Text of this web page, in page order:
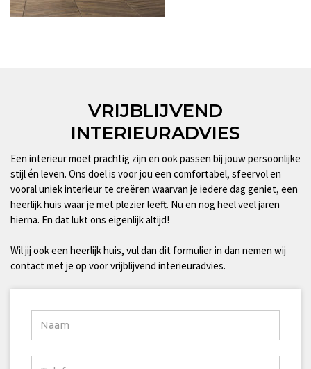
VRIJBLIJVEND
INTERIEURADVIES
Een interieur moet prachtig zijn en ook passen bij jouw persoonlijke
stijl én leven. Ons doel is voor jou een comfortabel, sfeervol en
vooral uniek interieur te creëren waarvan je iedere dag geniet, een
heerlijk huis waar je met plezier leeft. Nu en nog heel veel jaren
hierna. En dat lukt ons eigenlijk altijd!
Wil jij ook een heerlijk huis, vul dan dit formulier in dan nemen wij
contact met je op voor vrijblijvend interieuradvies.